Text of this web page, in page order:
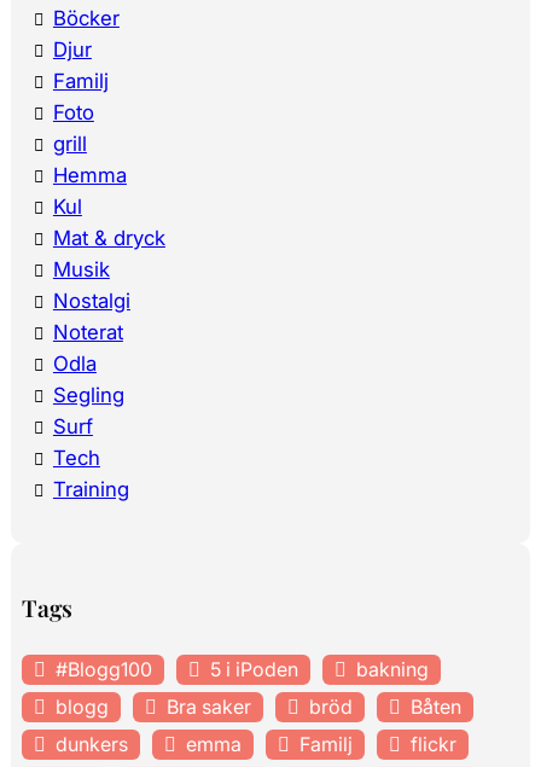
Böcker
Djur
Familj
Foto
grill
Hemma
Kul
Mat & dryck
Musik
Nostalgi
Noterat
Odla
Segling
Surf
Tech
Training
Tags
#Blogg100 5 i iPoden
bakning
blogg
Bra saker bröd
Båten
dunkers
emma Familj
flickr